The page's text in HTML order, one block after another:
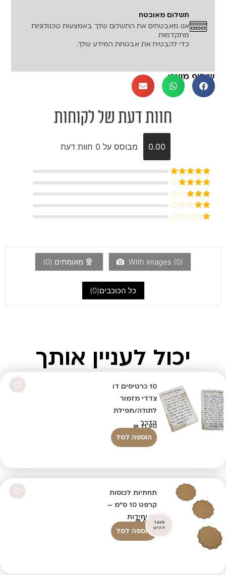
תשלום מאובטח
אנו מאבטחים את התשלום שלך באמצעות טכנולוגיות
מתקדמות
כדי להבטיח את אבטחת המידע שלך.
שיתוף מוצר:
חוות דעת של לקוחות
0.00 מבוסס על 0 חוות דעת
דורג5מתוך
דורג4
מתוך 5
דורג3
דורג
5
With images (0) מאומתים (0
)
כל הכוכבים(0
)
יכול לעניין אותך
10 כרטיסים דו
צדדי מזמור
לתודה/תפילת
הדרך₪11.90
הוספה לסל
מוצר
להיט
תחתיות לכוסות
קרפט 10 ס"מ –
10 יחידות
₪6.90
הוספה לסל